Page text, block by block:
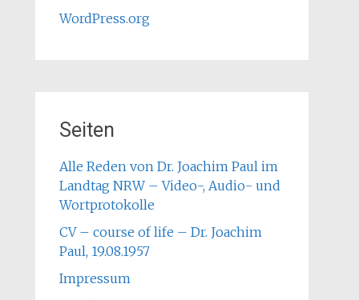
WordPress.org
Seiten
Alle Reden von Dr. Joachim Paul im
Landtag NRW – Video-, Audio- und
Wortprotokolle
CV – course of life – Dr. Joachim
Paul, 19.08.1957
Impressum